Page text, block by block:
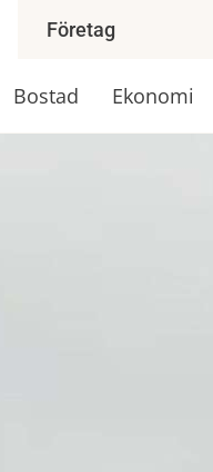
Företag
Bostad Ekonomi